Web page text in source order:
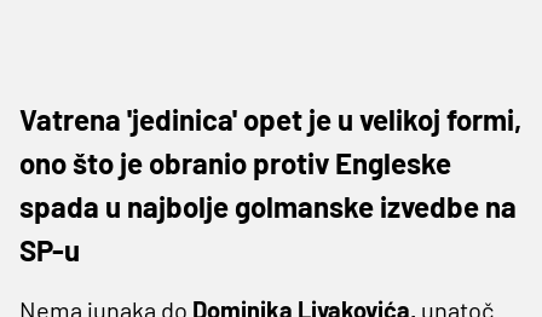
Vatrena 'jedinica' opet je u velikoj formi,
ono što je obranio protiv Engleske
spada u najbolje golmanske izvedbe na
SP-u
Nema junaka do Dominika Livakovića, unatoč